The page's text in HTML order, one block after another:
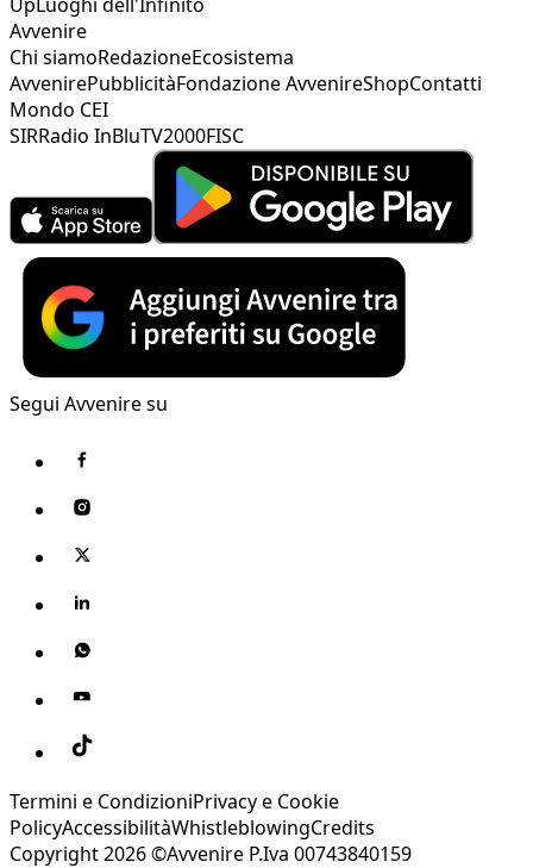
Avvenire
Chi siamoRedazioneEcosistema
AvvenirePubblicitàFondazione AvvenireShopContatti
Mondo CEI
SIRRadio InBluTV2000FISC
Segui Avvenire su
Termini e CondizioniPrivacy e Cookie
PolicyAccessibilitàWhistleblowingCredits
Copyright 2026 ©Avvenire P.Iva 00743840159